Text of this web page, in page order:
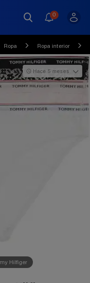
0
Ropa Ropa interior
Hilfiger
Hace 5 meses